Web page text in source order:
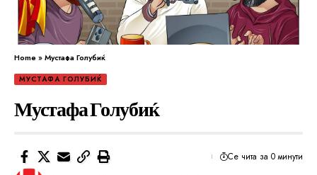
Home»Мустафа Голубиќ
МУСТАФА ГОЛУБИЌ
Мустафа Голубиќ
Се чита за 0 минути